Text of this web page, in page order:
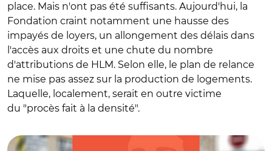
place. Mais n'ont pas été suffisants. Aujourd'hui, la
Fondation craint notamment une hausse des
impayés de loyers, un allongement des délais dans
l'accès aux droits et une chute du nombre
d'attributions de HLM. Selon elle, le plan de relance
ne mise pas assez sur la production de logements.
Laquelle, localement, serait en outre victime
du "procès fait à la densité".